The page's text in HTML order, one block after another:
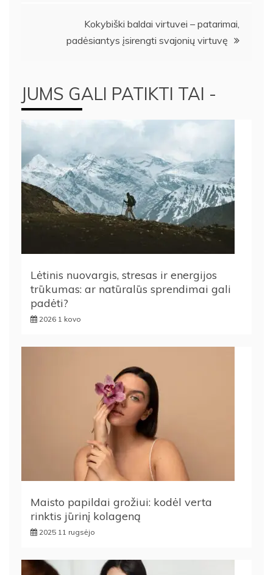
Kokybiški baldai virtuvei – patarimai,
padėsiantys įsirengti svajonių virtuvę
JUMS GALI PATIKTI TAI -
Lėtinis nuovargis, stresas ir energijos
trūkumas: ar natūralūs sprendimai gali
padėti?
2026 1 kovo
Maisto papildai grožiui: kodėl verta
rinktis jūrinį kolageną
2025 11 rugsėjo